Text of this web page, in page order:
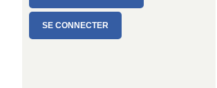
SE CONNECTER